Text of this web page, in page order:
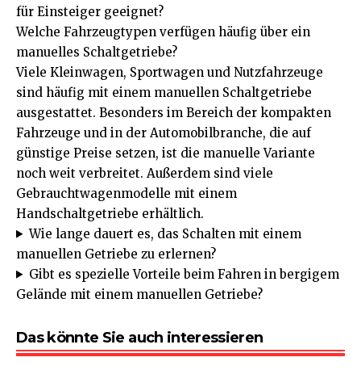
für Einsteiger geeignet?
Welche Fahrzeugtypen verfügen häufig über ein
manuelles Schaltgetriebe?
Viele Kleinwagen, Sportwagen und Nutzfahrzeuge
sind häufig mit einem manuellen Schaltgetriebe
ausgestattet. Besonders im Bereich der kompakten
Fahrzeuge und in der Automobilbranche, die auf
günstige Preise setzen, ist die manuelle Variante
noch weit verbreitet. Außerdem sind viele
Gebrauchtwagenmodelle mit einem
Handschaltgetriebe erhältlich.
Wie lange dauert es, das Schalten mit einem
manuellen Getriebe zu erlernen?
Gibt es spezielle Vorteile beim Fahren in bergigem
Gelände mit einem manuellen Getriebe?
Das könnte Sie auch interessieren